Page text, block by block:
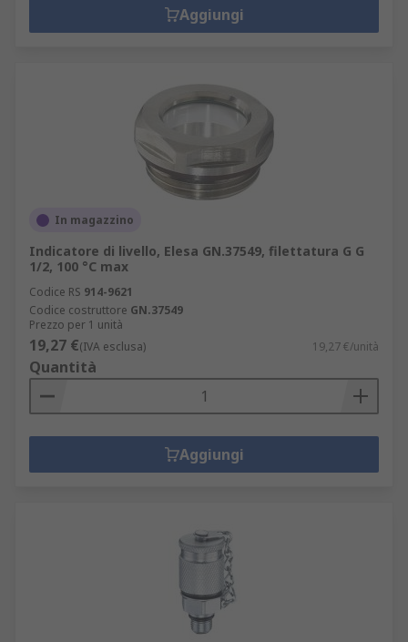
Aggiungi
In magazzino
Indicatore di livello, Elesa GN.37549, filettatura G G
1/2, 100 °C max
Codice RS 914-9621
Codice costruttore GN.37549
Prezzo per 1 unità
19,27 €(IVA esclusa) 19,27 €/unità
Quantità
Aggiungi